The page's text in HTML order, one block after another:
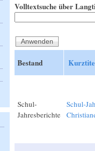
Volltextsuche über
Bestand
Schul-
Jahresberichte
Schul-